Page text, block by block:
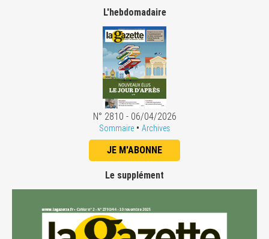
L'hebdomadaire
N° 2810 - 06/04/2026
Sommaire • Archives
JE M'ABONNE
Le supplément